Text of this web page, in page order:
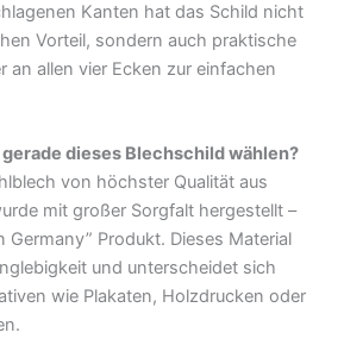
Kanten hat das Schild nicht
Vorteil, sondern auch praktische
an allen vier Ecken zur einfachen
dieses Blechschild wählen?
von höchster Qualität aus
mit großer Sorgfalt hergestellt –
Germany” Produkt. Dieses Material
und unterscheidet sich
wie Plakaten, Holzdrucken oder